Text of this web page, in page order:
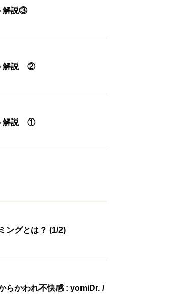
解説③
ト解説 ②
ト解説 ①
ングとは？ (1/2)
らかわれ不快感 : yomiDr. /